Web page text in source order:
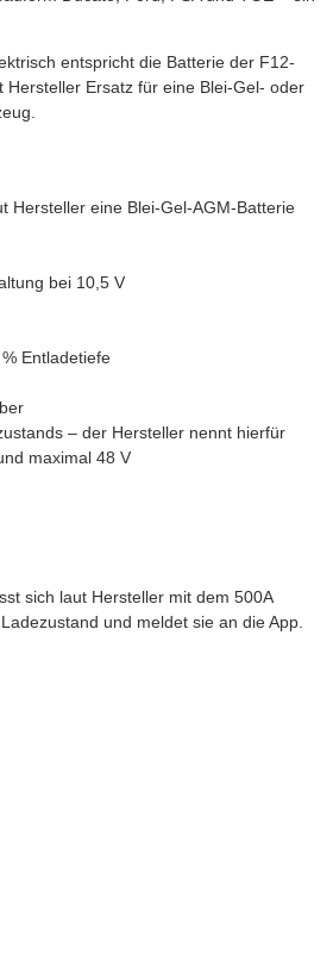
entspricht die Batterie der F12-
Hersteller Ersatz für eine Blei-Gel- oder
Hersteller eine Blei-Gel-AGM-Batterie
bei 10,5 V
Entladetiefe
– der Hersteller nennt hierfür
maximal 48 V
sich laut Hersteller mit dem 500A
und meldet sie an die App.